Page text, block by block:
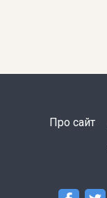
Про сайт